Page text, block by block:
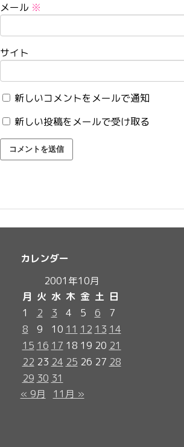
メール ※
サイト
新しいコメントをメールで通知
新しい投稿をメールで受け取る
カレンダー
2001年10月
月 火 水 木 金 土 日
1
2 3 4 5 6
7
8
9 10 11 12 13 14
15 16 17 18 19 20 21
22 23 24 25 26 27 28
29 30 31
« 9月
11月 »